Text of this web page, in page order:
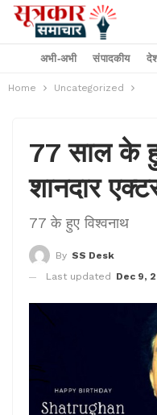
अभी-अभी संपादकीय
Home Uncategorized
77 साल के
शानदार
77 के हुए विश्वनाथ
By SS Desk
Last updated
Dec 9,